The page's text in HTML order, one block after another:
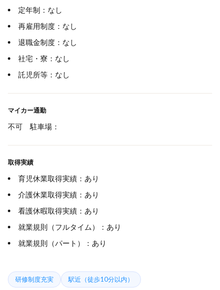
定年制：なし
再雇用制度：なし
退職金制度：なし
社宅・寮：なし
託児所等：なし
マイカー通勤
不可 駐車場：
取得実績
育児休業取得実績：あり
介護休業取得実績：あり
看護休暇取得実績：あり
就業規則（フルタイム）：あり
就業規則（パート）：あり
研修制度充実 駅近（徒歩10分以内）